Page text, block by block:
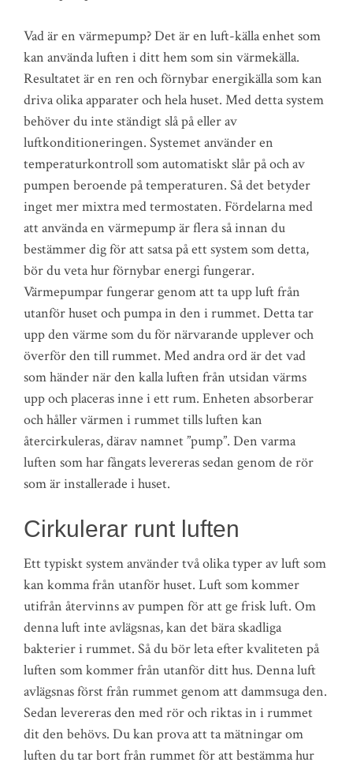
Vad är en värmepump? Det är en luft-källa enhet som
kan använda luften i ditt hem som sin värmekälla.
Resultatet är en ren och förnybar energikälla som kan
driva olika apparater och hela huset. Med detta system
behöver du inte ständigt slå på eller av
luftkonditioneringen. Systemet använder en
temperaturkontroll som automatiskt slår på och av
pumpen beroende på temperaturen. Så det betyder
inget mer mixtra med termostaten. Fördelarna med
att använda en värmepump är flera så innan du
bestämmer dig för att satsa på ett system som detta,
bör du veta hur förnybar energi fungerar.
Värmepumpar fungerar genom att ta upp luft från
utanför huset och pumpa in den i rummet. Detta tar
upp den värme som du för närvarande upplever och
överför den till rummet. Med andra ord är det vad
som händer när den kalla luften från utsidan värms
upp och placeras inne i ett rum. Enheten absorberar
och håller värmen i rummet tills luften kan
återcirkuleras, därav namnet ”pump”. Den varma
luften som har fångats levereras sedan genom de rör
som är installerade i huset.
Cirkulerar runt luften
Ett typiskt system använder två olika typer av luft som
kan komma från utanför huset. Luft som kommer
utifrån återvinns av pumpen för att ge frisk luft. Om
denna luft inte avlägsnas, kan det bära skadliga
bakterier i rummet. Så du bör leta efter kvaliteten på
luften som kommer från utanför ditt hus. Denna luft
avlägsnas först från rummet genom att dammsuga den.
Sedan levereras den med rör och riktas in i rummet
dit den behövs. Du kan prova att ta mätningar om
luften du tar bort från rummet för att bestämma hur